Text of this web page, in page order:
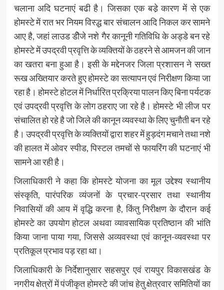
चलाना अदि घटनाएं बढी है। जिसका एक बडे़ कारण में से एक
होमस्टे में रात भर नियम विस्द्ध बार संचालन आदि निकल कर सामने
आए है, जहां लाउड डीेजे नशे गैर कानूनी गतिविधि के अड्डे बन रहे
होमस्टे में उपद्रवी प्रवृत्ति के व्यक्तियों के ठहरने से आमजन की जान
का खतरा बना हुआ है। इसी के मद्देनजर जिला प्रशासन ने सख्त
रूख अख्तियार करते हुए होमस्टे का सत्यापन एवं निरीक्षण किया जा
रहा है। होमस्टे होटल में निर्धारित प्रक्रिया पालन किए बिना पर्यटक
एवं उपद्रवी प्रवृत्ति के लोग ठहराए जा रहे है। होमस्टे भी लीज पर
संचालित हो रहे है जो जिले की कानून व्यवस्था के लिए चुनौती बन रहे
है। उपद्रवी प्रवृत्ति के व्यक्तियों द्वारा शहर में हुड़दंग मचाने तथा नशे
की हालत में ओवर स्पीड, पिस्टल तमचों से फायरिंग की घटनाएं भी
सामने आ रही है।
जिलाधिकारी ने कहा कि होमस्टे योजना का मूल उद्देश्य स्थानीय
संस्कृति, पारंपरिक व्यंजनों के प्रचार-प्रसार तथा स्थानीय
निवासियों की आय में वृद्धि करना है, किंतु निरीक्षण के दौरान कई
होमस्टे का उपयोग होटल अथवा व्यावसायिक प्रतिष्ठान की भांति
किया जाना पाया गया, जिससे अव्यवस्था एवं कानून-व्यवस्था पर
प्रतिकूल प्रभाव पड़ रहा था।
जिलाधिकारी के निर्देशानुसार सहसपुर एवं रायपुर विकासखंड के
नगरीय क्षेत्रों में पंजीकृत होमस्टे की जांच हेतु क्षेत्रवार समितियों का